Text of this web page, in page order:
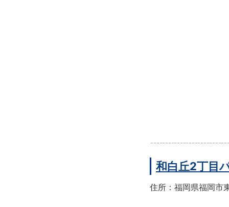
和白丘2丁目
住所：福岡県福岡市